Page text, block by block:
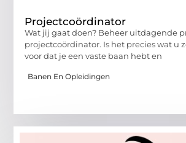
Projectcoördinator
Wat jij gaat doen? Beheer uitdagende
projectcoördinator. Is het precies wat u
voor dat je een vaste baan hebt en
Banen En Opleidingen